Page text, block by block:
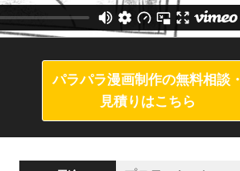
パラパラ漫画制作の無料相談・
見積りはこちら